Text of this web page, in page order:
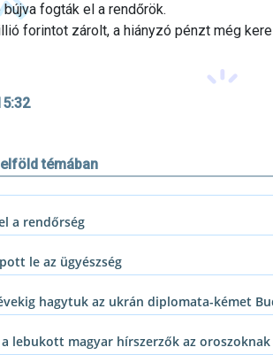
fogták el a rendőrök.
forintot zárolt, a hiányzó pénzt még
témában
a rendőrség
le az ügyészség
hagytuk az ukrán diplomata-kémet
lebukott magyar hírszerzők az